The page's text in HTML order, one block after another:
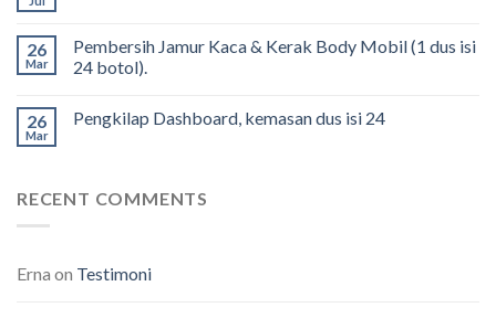
26
Mar
Pembersih Jamur Kaca & Kerak Body Mobil (1 dus isi
24 botol).
26
Mar
Pengkilap Dashboard, kemasan dus isi 24
RECENT COMMENTS
Erna on Testimoni